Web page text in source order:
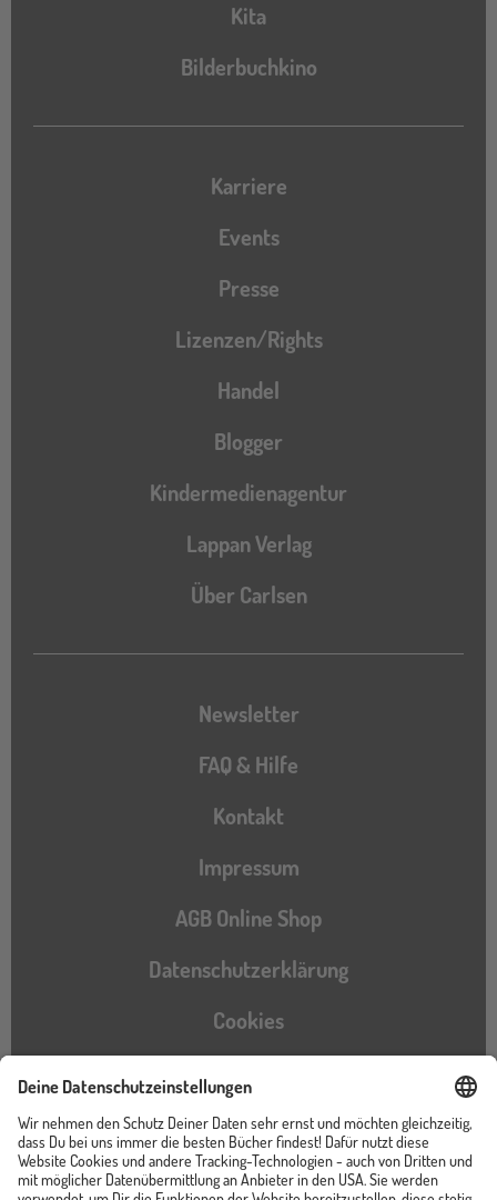
Kita
Bilderbuchkino
Karriere
Events
Presse
Lizenzen/Rights
Handel
Blogger
Kindermedienagentur
Lappan Verlag
Über Carlsen
Newsletter
FAQ & Hilfe
Kontakt
Impressum
AGB Online Shop
Datenschutzerklärung
Cookies
Barrierefreiheitserklärung
Instagram
TikTokPinterestYouTubeFacebook